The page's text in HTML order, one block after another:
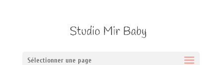
Sélectionner une page